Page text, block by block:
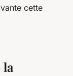
cette